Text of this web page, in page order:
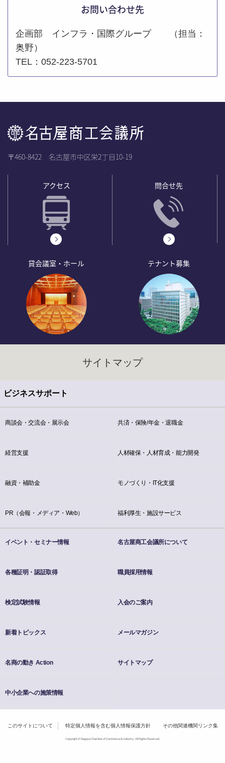
お問い合わせ先
企画部 インフラ・国際グループ （担当：
奥野）
TEL：052-223-5701
〒460-8422 名古屋市中区栄2丁目10-19
アクセス 問合せ先
貸会議室・ホール テナント募集
サイトマップ
ビジネスサポート
商談会・交流会・展示会
経営支援
融資・補助金
PR（会報・メディア・Web）
共済・保険/年金・退職金
人材確保・人材育成・能力開発
モノづくり・IT化支援
福利厚生・施設サービス
イベント・セミナー情報
各種証明・認証取得
検定試験情報
新着トピックス
名商の動き Action
中小企業への施策情報
名古屋商工会議所について
職員採用情報
入会のご案内
メールマガジン
サイトマップ
このサイトについて 特定個人情報を含む個人情報保護方針 その他関連機関リンク集
Copyright © Nagoya Chamber of Commerce & Industry. All Rights Reserved.